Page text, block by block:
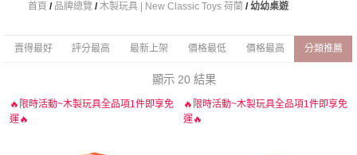
首頁 / 品牌總覽 /木製玩具 | New Classic Toys 荷蘭 /幼幼桌遊
賣得最好 評分最高 最新上架 價格最低 價格最高 分類推薦
顯示 20 結果
🔥限時活動~木製玩具全品項1件即享免
運🔥
🔥限時活動~木製玩具全品項1件即享免
運🔥